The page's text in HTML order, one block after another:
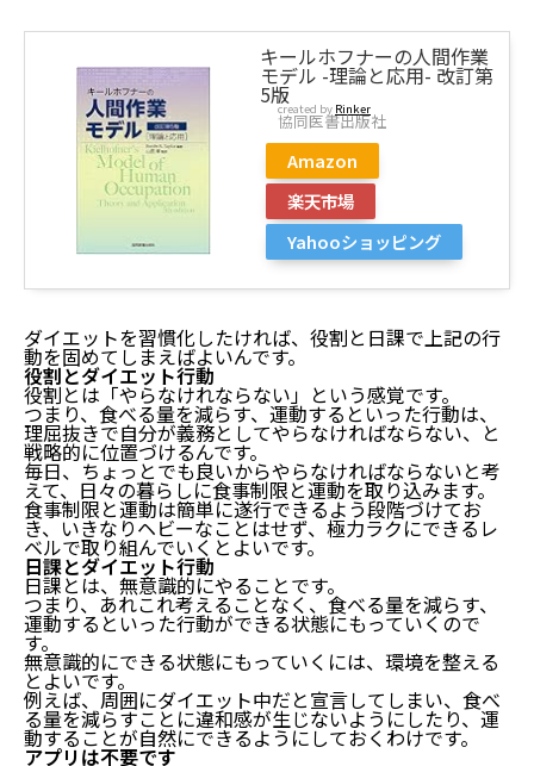
キールホフナーの人間作業
モデル -理論と応用- 改訂第
5版created by Rinker
協同医書出版社
Amazon
楽天市場
Yahooショッピング
ダイエットを習慣化したければ、役割と日課で上記の行
動を固めてしまえばよいんです。
役割とダイエット行動
役割とは「やらなけれならない」という感覚です。
つまり、食べる量を減らす、運動するといった行動は、
理屈抜きで自分が義務としてやらなければならない、と
戦略的に位置づけるんです。
毎日、ちょっとでも良いからやらなければならないと考
えて、日々の暮らしに食事制限と運動を取り込みます。
食事制限と運動は簡単に遂行できるよう段階づけてお
き、いきなりヘビーなことはせず、極力ラクにできるレ
ベルで取り組んでいくとよいです。
日課とダイエット行動
日課とは、無意識的にやることです。
つまり、あれこれ考えることなく、食べる量を減らす、
運動するといった行動ができる状態にもっていくので
す。
無意識的にできる状態にもっていくには、環境を整える
とよいです。
例えば、周囲にダイエット中だと宣言してしまい、食べ
る量を減らすことに違和感が生じないようにしたり、運
動することが自然にできるようにしておくわけです。
アプリは不要です